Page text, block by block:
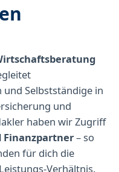
Selbstständige in
und
haben wir Zugriff
Finanzpartner– so
für dich die
Verhältnis.